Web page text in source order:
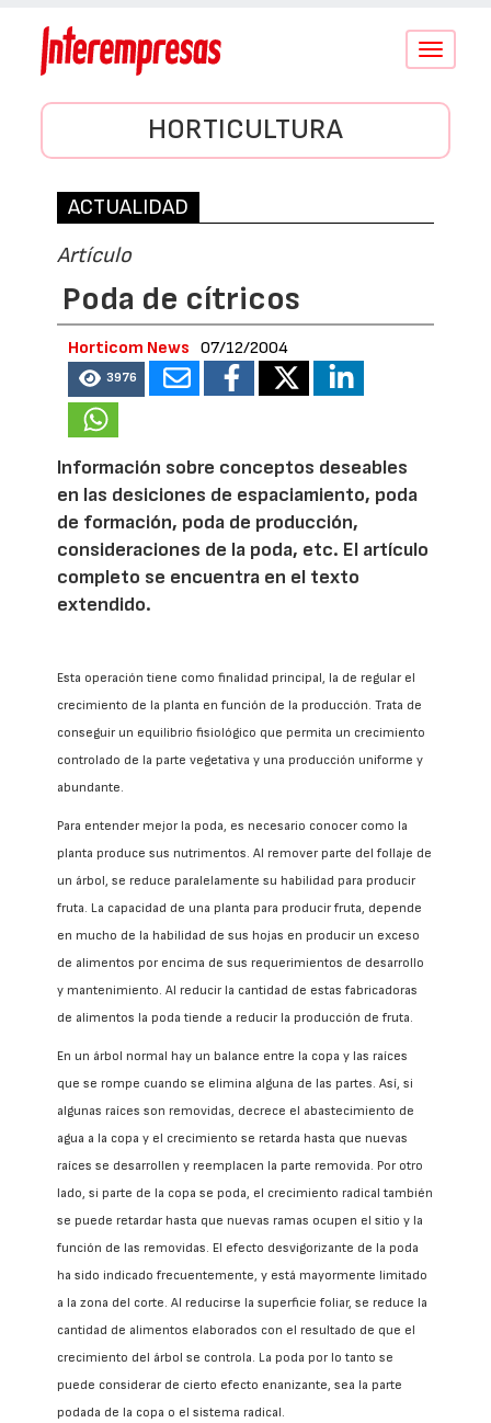
Conmutar
HORTICULTURA
ACTUALIDAD
Artículo
Poda de cítricos
Horticom News 07/12/2004
3976
Información sobre conceptos deseables
en las desiciones de espaciamiento, poda
de formación, poda de producción,
consideraciones de la poda, etc. El artículo
completo se encuentra en el texto
extendido.
Esta operación tiene como finalidad principal, la de regular el
crecimiento de la planta en función de la producción. Trata de
conseguir un equilibrio fisiológico que permita un crecimiento
controlado de la parte vegetativa y una producción uniforme y
abundante.
Para entender mejor la poda, es necesario conocer como la
planta produce sus nutrimentos. Al remover parte del follaje de
un árbol, se reduce paralelamente su habilidad para producir
fruta. La capacidad de una planta para producir fruta, depende
en mucho de la habilidad de sus hojas en producir un exceso
de alimentos por encima de sus requerimientos de desarrollo
y mantenimiento. Al reducir la cantidad de estas fabricadoras
de alimentos la poda tiende a reducir la producción de fruta.
En un árbol normal hay un balance entre la copa y las raíces
que se rompe cuando se elimina alguna de las partes. Así, si
algunas raíces son removidas, decrece el abastecimiento de
agua a la copa y el crecimiento se retarda hasta que nuevas
raíces se desarrollen y reemplacen la parte removida. Por otro
lado, si parte de la copa se poda, el crecimiento radical también
se puede retardar hasta que nuevas ramas ocupen el sitio y la
función de las removidas. El efecto desvigorizante de la poda
ha sido indicado frecuentemente, y está mayormente limitado
a la zona del corte. Al reducirse la superficie foliar, se reduce la
cantidad de alimentos elaborados con el resultado de que el
crecimiento del árbol se controla. La poda por lo tanto se
puede considerar de cierto efecto enanizante, sea la parte
podada de la copa o el sistema radical.